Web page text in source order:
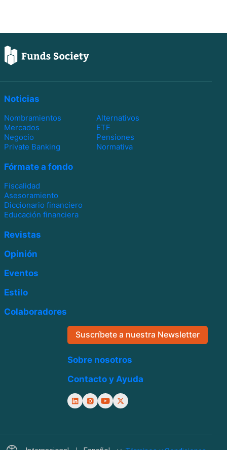
Noticias
Nombramientos
Alternativos
Mercados
ETF
Negocio
Pensiones
Private Banking
Normativa
Fórmate a fondo
Fiscalidad
Asesoramiento
Diccionario financiero
Educación financiera
Revistas
Opinión
Eventos
Estilo
Colaboradores
Suscríbete a nuestra Newsletter
Sobre nosotros
Contacto y Ayuda